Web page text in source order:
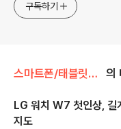
구독하기
스마트폰/태블릿PC/웨어러블 리뷰/> 웨어러블 디바이스 - 스마트워치 등 의
LG 워치 W7 첫인상, 길
지도